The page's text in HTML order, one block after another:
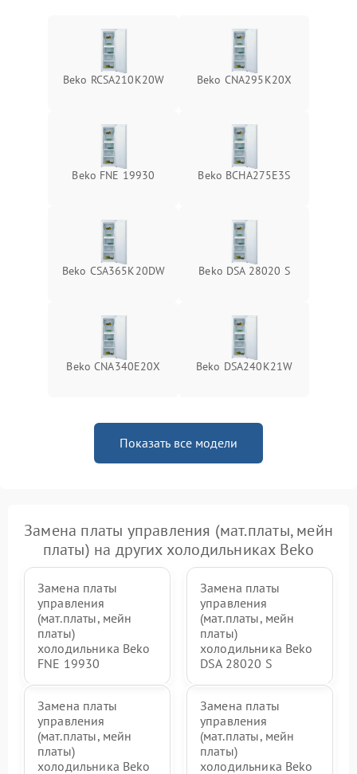
Beko RCSA210K20W Beko CNA295K20X
Beko FNE 19930 Beko BCHA275E3S
Beko CSA365K20DW Beko DSA 28020 S
Beko CNA340E20X Beko DSA240K21W
Показать все модели
Замена платы управления (мат.платы, мейн
платы) на других холодильниках Beko
Замена платы
управления
(мат.платы, мейн
платы)
холодильника Beko
FNE 19930
Замена платы
управления
(мат.платы, мейн
платы)
холодильника Beko
DSA 28020 S
Замена платы
управления
(мат.платы, мейн
платы)
холодильника Beko
Замена платы
управления
(мат.платы, мейн
платы)
холодильника Beko